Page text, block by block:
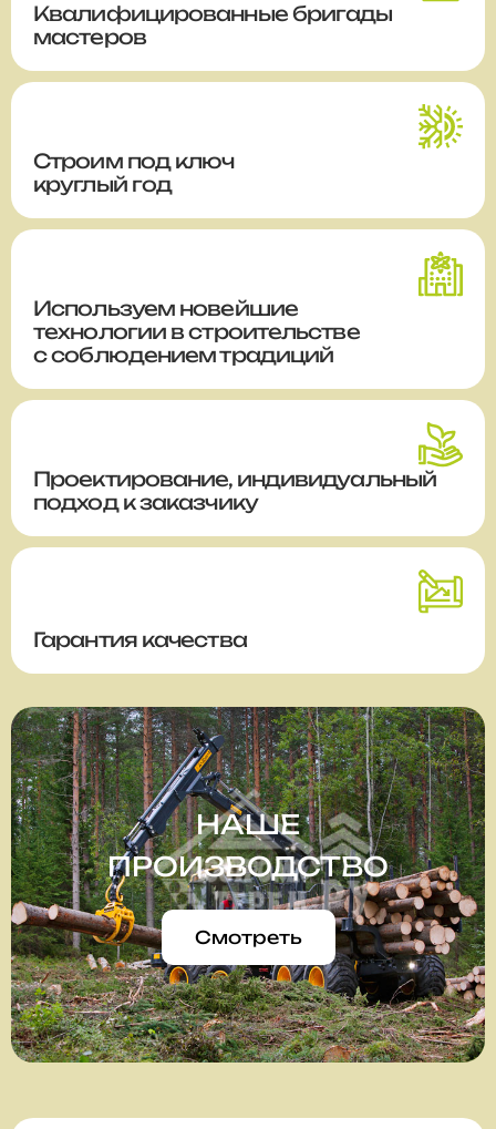
Квалифицированные бригады
мастеров
Строим под ключ
круглый год
Используем новейшие
технологии в строительстве
с соблюдением традиций
Проектирование, индивидуальный
подход к заказчику
Гарантия качества
НАШЕ
ПРОИЗВОДСТВО
Смотреть